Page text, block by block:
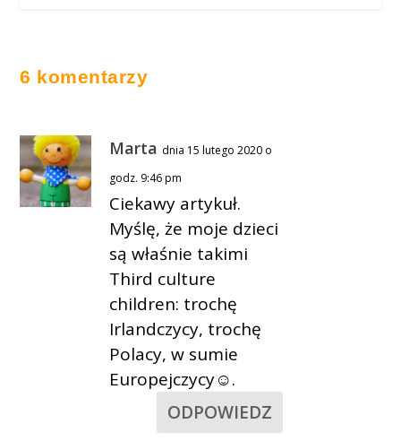
6 komentarzy
Marta dnia 15 lutego 2020 o
godz. 9:46 pm
Ciekawy artykuł.
Myślę, że moje dzieci
są właśnie takimi
Third culture
children: trochę
Irlandczycy, trochę
Polacy, w sumie
Europejczycy☺.
ODPOWIEDZ